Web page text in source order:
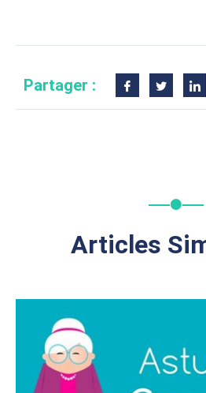
Partager :
Articles